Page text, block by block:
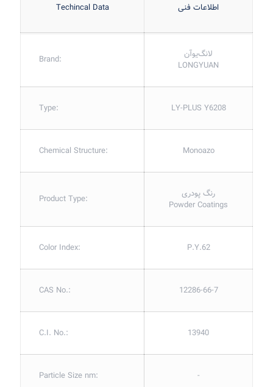
اطلاعات فنی Techincal Data
لانگ‌یوآن
LONGYUAN
Brand:
LY-PLUS Y6208
Type:
Monoazo
Chemical Structure:
رنگ پودری
Powder Coatings
Product Type:
P.Y.62
Color Index:
12286-66-7
CAS No.:
13940
C.I. No.:
-
Particle Size nm: